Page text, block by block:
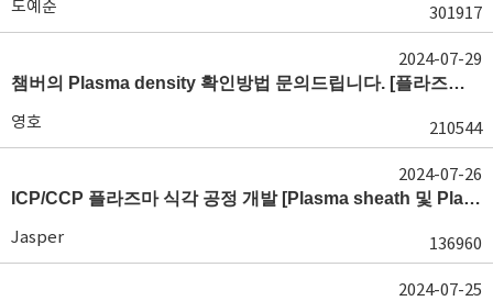
도예준 301917
챔버의 Plasma density 확인방법 문의드립니다. [플라즈마 모니터링, OES, LP]
영호 210544
2024-07-29
ICP/CCP 플라즈마 식각 공정 개발 [Plasma sheath 및 Plasma generation]
Jasper 136960
2024-07-26
2024-07-25